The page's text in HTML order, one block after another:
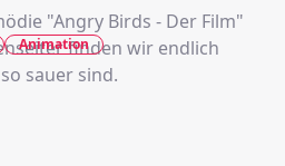
"Angry Birds - Der Film"
finden wir endlich
sauer sind.
Animation